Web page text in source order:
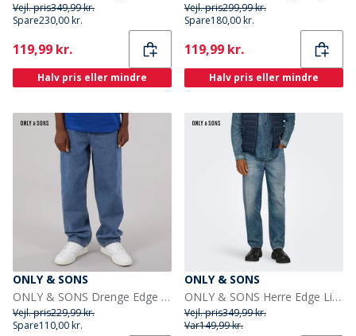
Vejl. pris349,99 kr.
Spare230,00 kr.
Current
119,99 kr.
Halv pris eller mindre
Vejl. pris299,99 kr.
Spare180,00 kr.
Current
119,99 kr.
Halv pris eller mindre
ONLY & SONS
ONLY & SONS Drenge Edge Lige Pasform Jeans Medium Blue Denim
Vejl. pris229,99 kr.
Spare110,00 kr.
ONLY & SONS
ONLY & SONS Herre Edge Lige Jeans Medium Blue Denim
Vejl. pris349,99 kr.
Var149,99 kr.